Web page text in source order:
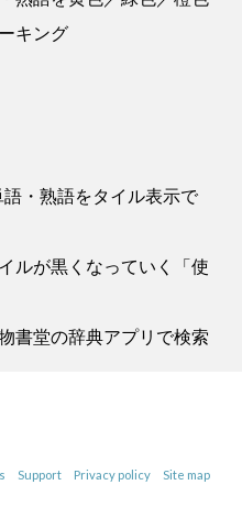
キング
・熟語をタイル表示で
ルが黒くなっていく「使
書堂の辞典アプリで検索
Support Privacy policy Site map